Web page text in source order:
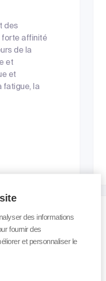
des
forte affinité
de la
et
et
fatigue, la
des informations
fournir des
et personnaliser le